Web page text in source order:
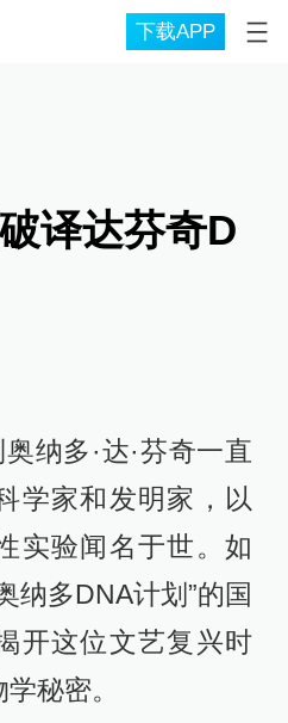
下载APP
译达芬奇D
纳多·达·芬奇一直
学家和发明家，以
实验闻名于世。如
纳多DNA计划”的国
开这位文艺复兴时
秘密。